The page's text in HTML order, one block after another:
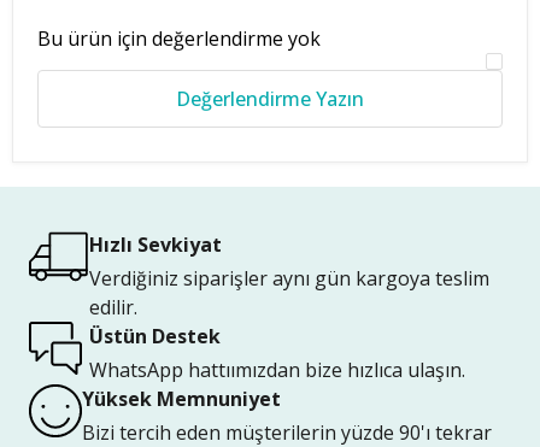
Bu ürün için değerlendirme yok
Değerlendirme Yazın
Hızlı Sevkiyat
Verdiğiniz siparişler aynı gün kargoya teslim
edilir.
Üstün Destek
WhatsApp hattıımızdan bize hızlıca ulaşın.
Yüksek Memnuniyet
Bizi tercih eden müşterilerin yüzde 90'ı tekrar